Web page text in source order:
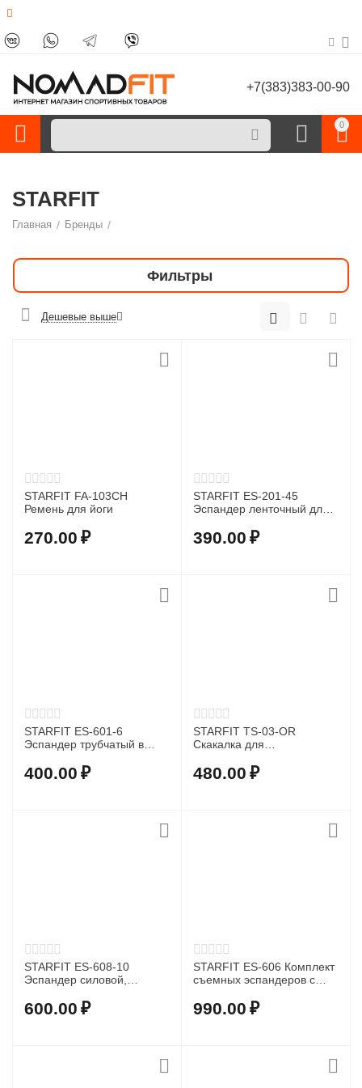
+7(383)383-00-90
0
STARFIT
Главная / Бренды /
Фильтры
Дешевые выше
STARFIT FA-103CH
Ремень для йоги
270.00 ₽
STARFIT ES-201-45
Эспандер ленточный для
390.00 ₽
STARFIT ES-601-6
Эспандер трубчатый в
400.00 ₽
STARFIT TS-03-OR
Скакалка для
гимнастики 3,0 м,
оранжевая
480.00 ₽
STARFIT ES-608-10
Эспандер силовой,
10x6x3000 мм
600.00 ₽
STARFIT ES-606 Комплект
съемных эспандеров с
990.00 ₽